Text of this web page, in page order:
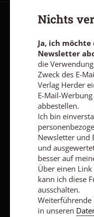
AGB und
Vertrag
Nichts
Ja, ich
Newsletter
die
Zweck des E-
Verlag Herder
E-Mail-
abbestellen.
Ich bin
Newsletter und
und
besser auf
Über einen
kann ich diese
ausschalten.
in unseren